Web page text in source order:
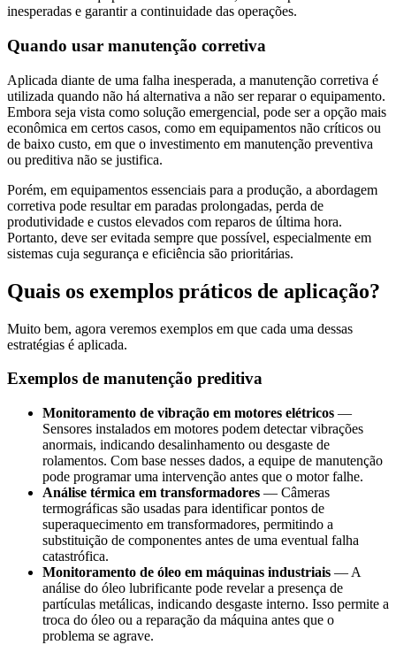
inesperadas e garantir a continuidade das operações.
Quando usar manutenção corretiva
Aplicada diante de uma falha inesperada, a manutenção corretiva é
utilizada quando não há alternativa a não ser reparar o equipamento.
Embora seja vista como solução emergencial, pode ser a opção mais
econômica em certos casos, como em equipamentos não críticos ou
de baixo custo, em que o investimento em manutenção preventiva
ou preditiva não se justifica.
Porém, em equipamentos essenciais para a produção, a abordagem
corretiva pode resultar em paradas prolongadas, perda de
produtividade e custos elevados com reparos de última hora.
Portanto, deve ser evitada sempre que possível, especialmente em
sistemas cuja segurança e eficiência são prioritárias.
Quais os exemplos práticos de aplicação?
Muito bem, agora veremos exemplos em que cada uma dessas
estratégias é aplicada.
Exemplos de manutenção preditiva
Monitoramento de vibração em motores elétricos —
Sensores instalados em motores podem detectar vibrações
anormais, indicando desalinhamento ou desgaste de
rolamentos. Com base nesses dados, a equipe de manutenção
pode programar uma intervenção antes que o motor falhe.
Análise térmica em transformadores — Câmeras
termográficas são usadas para identificar pontos de
superaquecimento em transformadores, permitindo a
substituição de componentes antes de uma eventual falha
catastrófica.
Monitoramento de óleo em máquinas industriais — A
análise do óleo lubrificante pode revelar a presença de
partículas metálicas, indicando desgaste interno. Isso permite a
troca do óleo ou a reparação da máquina antes que o
problema se agrave.